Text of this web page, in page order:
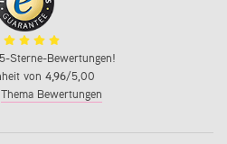
Sterne-Bewertungen!
von 4,96/5,00
Thema Bewertungen